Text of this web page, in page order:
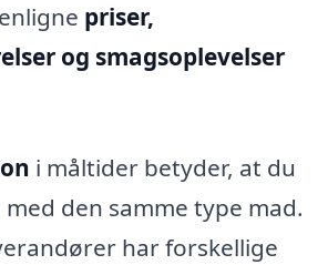
priser,
og smagsoplevelser
i måltider betyder, at du
den samme type mad.
har forskellige